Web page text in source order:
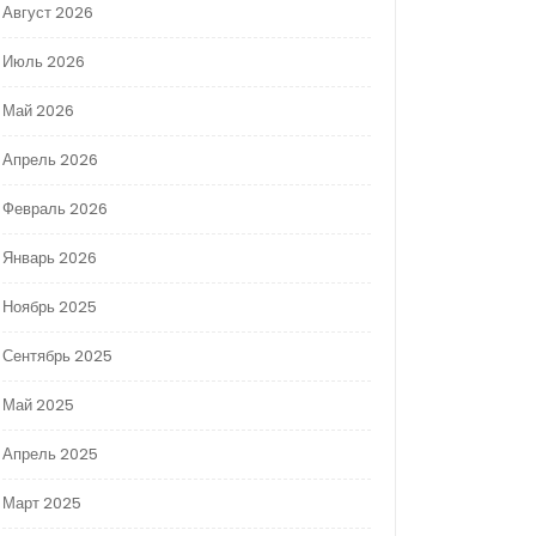
Август 2026
Июль 2026
Май 2026
Апрель 2026
Февраль 2026
Январь 2026
Ноябрь 2025
Сентябрь 2025
Май 2025
Апрель 2025
Март 2025